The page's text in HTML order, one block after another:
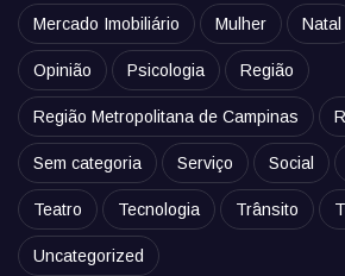
Mercado Imobiliário Mulher Natal
Opinião Psicologia Região
Região Metropolitana de Campinas
Sem categoria Serviço Social
Teatro Tecnologia Trânsito
Uncategorized